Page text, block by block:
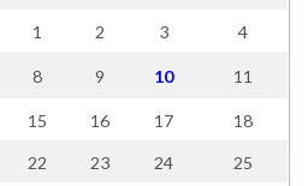
1 2 3 4
8 9 10 11
15 16 17 18
22 23 24 25